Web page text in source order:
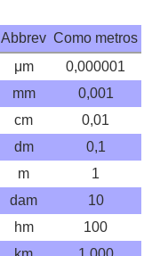
Abbrev Como metros
μm
0,000001
mm
0,001
cm
0,01
dm
0,1
m
1
dam
10
hm
100